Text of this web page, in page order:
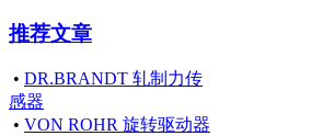
推荐文章
• DR.BRANDT 轧制力传
感器
• VON ROHR 旋转驱动器